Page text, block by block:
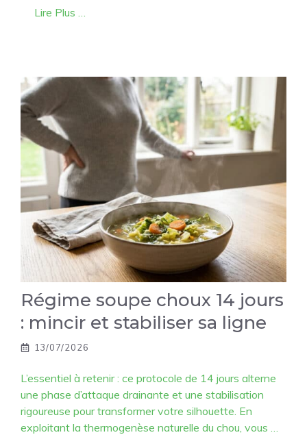
Lire Plus …
Régime soupe choux 14 jours
: mincir et stabiliser sa ligne
13/07/2026
L’essentiel à retenir : ce protocole de 14 jours alterne
une phase d’attaque drainante et une stabilisation
rigoureuse pour transformer votre silhouette. En
exploitant la thermogenèse naturelle du chou, vous …